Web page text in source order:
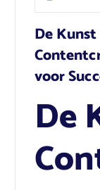
De
voor
De